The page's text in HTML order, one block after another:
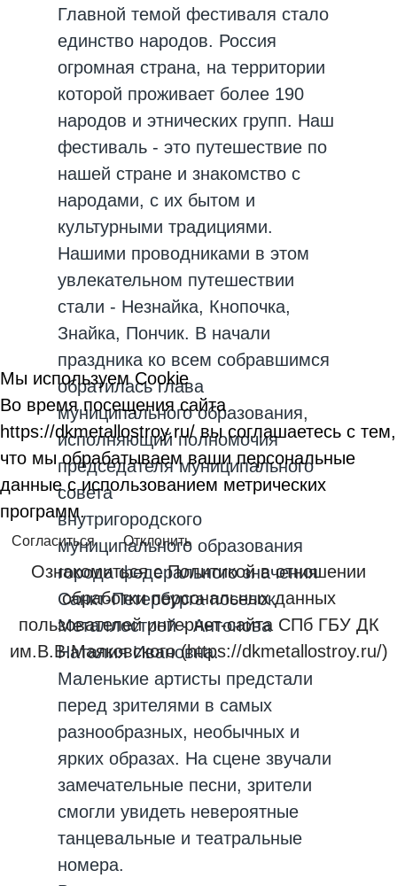
Главной темой фестиваля стало
единство народов. Россия
огромная страна, на территории
которой проживает более 190
народов и этнических групп. Наш
фестиваль - это путешествие по
нашей стране и знакомство с
народами, с их бытом и
культурными традициями.
Нашими проводниками в этом
увлекательном путешествии
стали - Незнайка, Кнопочка,
Знайка, Пончик. В начали
праздника ко всем собравшимся
обратилась глава
муниципального образования,
исполняющий полномочия
председателя муниципального
совета
внутригородского
муниципального образования
города федерального значения
Санкт-Петербурга поселок
Металлострой - Антонова
Наталия Ивановна.
Маленькие артисты предстали
перед зрителями в самых
разнообразных, необычных и
ярких образах. На сцене звучали
замечательные песни, зрители
смогли увидеть невероятные
танцевальные и театральные
номера.
Мы используем Cookie
Во время посещения сайта
https://dkmetallostroy.ru/ вы соглашаетесь с тем,
что мы обрабатываем ваши персональные
данные с использованием метрических
программ.
Согласиться Отклонить
Ознакомиться с Политикой в отношении
обработки персональных данных
пользователей интернет-сайта СПб ГБУ ДК
им.В.В.Маяковского (https://dkmetallostroy.ru/)